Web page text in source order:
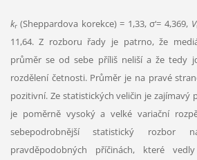
kr(Sheppardova korekce) = 1,33, σ‘= 4,369, V
11,64. Z rozboru řady je patrno, že
průměr se od sebe příliš neliší a že tedy
rozdělení četnosti. Průměr je na pravé
pozitivní. Ze statistických veličin je zajímavý
je poměrně vysoký a velké variační
sebepodrobnější statistický
pravděpodobných příčinách, které